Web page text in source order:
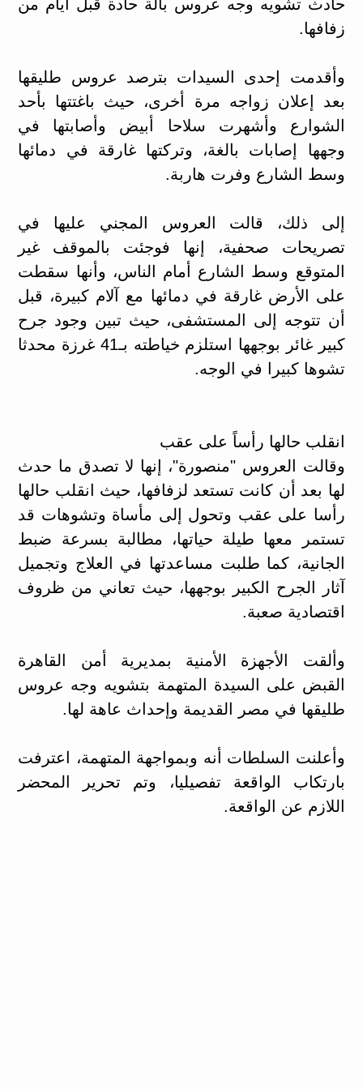
حادث تشويه وجه عروس بآلة حادة قبل أيام من
زفافها.
وأقدمت إحدى السيدات بترصد عروس طليقها
بعد إعلان زواجه مرة أخرى، حيث باغتتها بأحد
الشوارع وأشهرت سلاحا أبيض وأصابتها في
وجهها إصابات بالغة، وتركتها غارقة في دمائها
وسط الشارع وفرت هاربة.
إلى ذلك، قالت العروس المجني عليها في
تصريحات صحفية، إنها فوجئت بالموقف غير
المتوقع وسط الشارع أمام الناس، وأنها سقطت
على الأرض غارقة في دمائها مع آلام كبيرة، قبل
أن تتوجه إلى المستشفى، حيث تبين وجود جرح
كبير غائر بوجهها استلزم خياطته بـ41 غرزة محدثا
تشوها كبيرا في الوجه.
انقلب حالها رأساً على عقب
وقالت العروس "منصورة"، إنها لا تصدق ما حدث
لها بعد أن كانت تستعد لزفافها، حيث انقلب حالها
رأسا على عقب وتحول إلى مأساة وتشوهات قد
تستمر معها طيلة حياتها، مطالبة بسرعة ضبط
الجانية، كما طلبت مساعدتها في العلاج وتجميل
آثار الجرح الكبير بوجهها، حيث تعاني من ظروف
اقتصادية صعبة.
وألقت الأجهزة الأمنية بمديرية أمن القاهرة
القبض على السيدة المتهمة بتشويه وجه عروس
طليقها في مصر القديمة وإحداث عاهة لها.
وأعلنت السلطات أنه وبمواجهة المتهمة، اعترفت
بارتكاب الواقعة تفصيليا، وتم تحرير المحضر
اللازم عن الواقعة.